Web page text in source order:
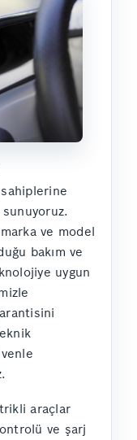
ve model
bakım ve
uygun
araçlar
ve şarj